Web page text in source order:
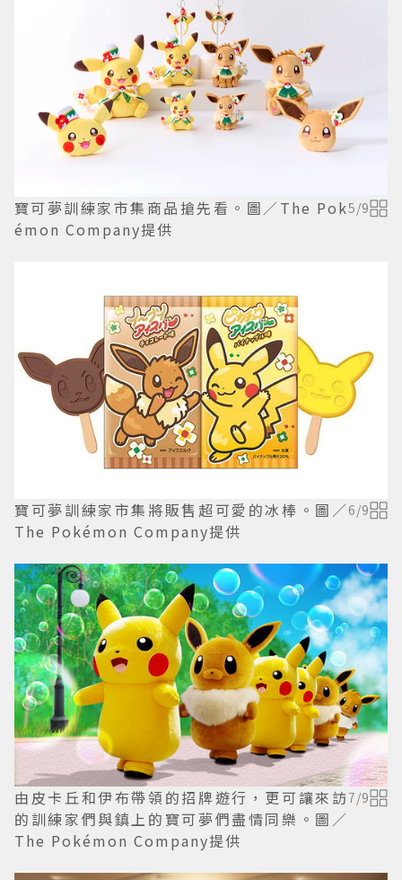
寶可夢訓練家市集商品搶先看。圖／The Pok
émon Company提供
5/9
寶可夢訓練家市集將販售超可愛的冰棒。圖／
The Pokémon Company提供
6/9
由皮卡丘和伊布帶領的招牌遊行，更可讓來訪
的訓練家們與鎮上的寶可夢們盡情同樂。圖／
The Pokémon Company提供
7/9